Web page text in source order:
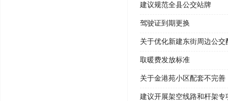
建议规范全县公交站牌
驾驶证到期更换
关于优化新建东街周边公交
取暖费发放标准
关于金港苑小区配套不完
建议开展架空线路和杆架专